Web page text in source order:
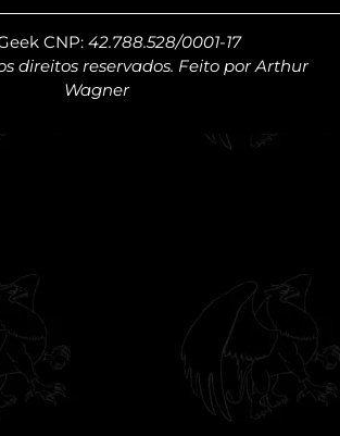
CNP: 42.788.528/0001-17
direitos reservados. Feito por Arthur
Wagner